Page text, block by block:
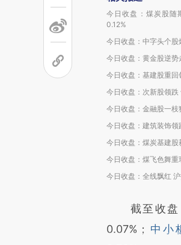
今日收盘：煤炭股随
0.12%
今日收盘：中字头个
今日收盘：黄金股逆
今日收盘：基建股重回
今日收盘：次新股领
今日收盘：金融股一
今日收盘：建筑装饰
今日收盘：煤炭基建
今日收盘：煤飞色舞
今日收盘：全线飘红
截至收盘
0.07%； 中小